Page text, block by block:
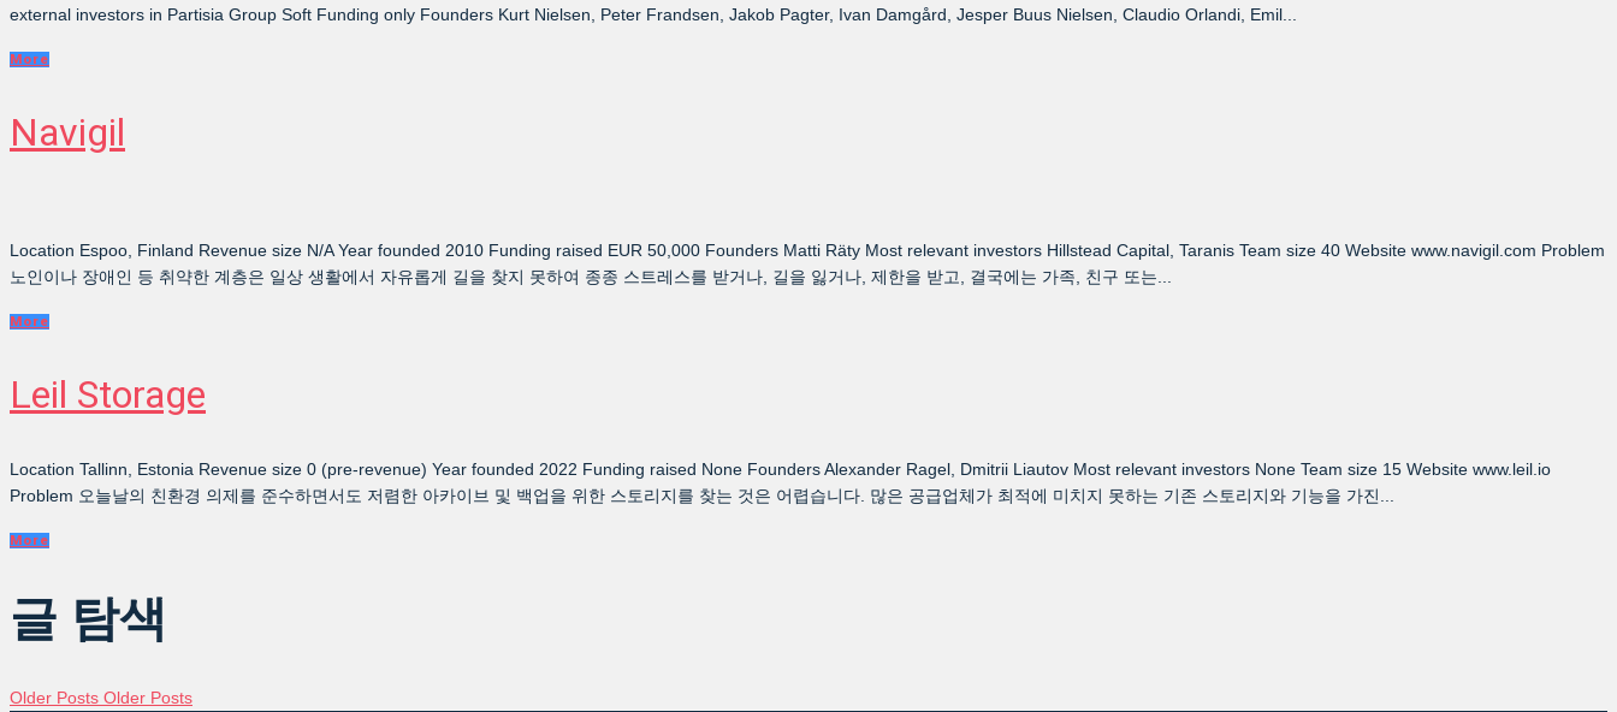
external investors in Partisia Group Soft Funding only Founders Kurt Nielsen, Peter Frandsen, Jakob Pagter, Ivan Damgård, Jesper Buus Nielsen, Claudio Orlandi, Emil...
More
Navigil
Location Espoo, Finland Revenue size N/A Year founded 2010 Funding raised EUR 50,000 Founders Matti Räty Most relevant investors Hillstead Capital, Taranis Team size 40 Website www.navigil.com Problem
노인이나 장애인 등 취약한 계층은 일상 생활에서 자유롭게 길을 찾지 못하여 종종 스트레스를 받거나, 길을 잃거나, 제한을 받고, 결국에는 가족, 친구 또는...
More
Leil Storage
Location Tallinn, Estonia Revenue size 0 (pre-revenue) Year founded 2022 Funding raised None Founders Alexander Ragel, Dmitrii Liautov Most relevant investors None Team size 15 Website www.leil.io
Problem 오늘날의 친환경 의제를 준수하면서도 저렴한 아카이브 및 백업을 위한 스토리지를 찾는 것은 어렵습니다. 많은 공급업체가 최적에 미치지 못하는 기존 스토리지와 기능을 가진...
More
글 탐색
Older Posts Older Posts